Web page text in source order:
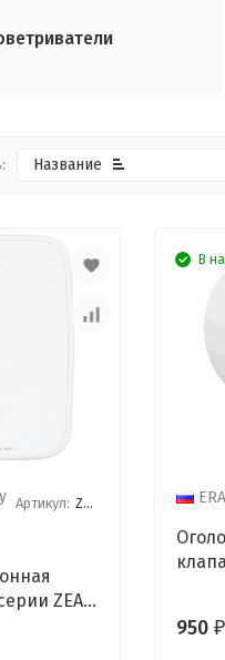
Название
Артикул: ZEAV 135
ZEAV
В
ERA
950 ₽